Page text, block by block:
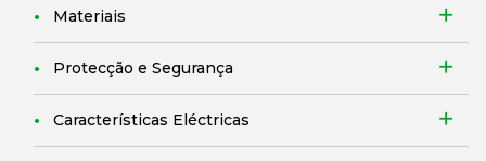
Materiais
Protecção e Segurança
Características Eléctricas